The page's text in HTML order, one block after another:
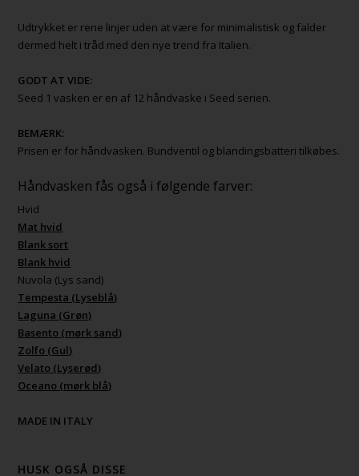
Udtrykket er rene linjer uden at være for minimalistisk og falder
dermed helt i tråd med den nye trend fra Italien.
GODT AT VIDE:
Seed 1 vasken er en af 12 håndvaske i Seed serien.
BEMÆRK:
Prisen er for håndvasken. Bundventil og blandingsbatteri tilkøbes.
Håndvasken fås også i følgende farver:
Hvid
Mat hvid
Blank sort
Blank hvid
Nuvola (Lys sand)
Tempesta (Lyseblå)
Laguna (Grøn)
Basento (mørk sand)
Zolfo (Gul)
Velato (Lyserød)
Oceano (mørk blå)
MADE IN ITALY
HUSK OGSÅ DISSE